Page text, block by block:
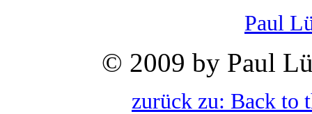
Paul
© 2009 by Paul
zurück zu: Back to